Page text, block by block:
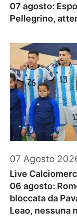
07 agosto:
Pellegrino,
07 Agosto
Live
06 agosto:
bloccata da
Leao, nessuna